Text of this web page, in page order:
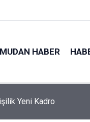
HABER
Yeni Kadro